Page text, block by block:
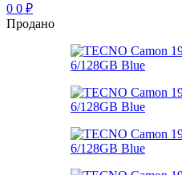
0 0 ₽
Продано